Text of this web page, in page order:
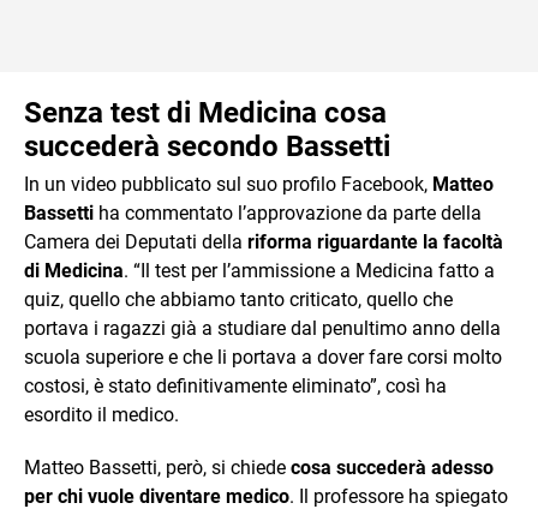
Senza test di Medicina cosa
succederà secondo Bassetti
In un video pubblicato sul suo profilo Facebook, Matteo
Bassetti ha commentato l’approvazione da parte della
Camera dei Deputati della riforma riguardante la facoltà
di Medicina. “Il test per l’ammissione a Medicina fatto a
quiz, quello che abbiamo tanto criticato, quello che
portava i ragazzi già a studiare dal penultimo anno della
scuola superiore e che li portava a dover fare corsi molto
costosi, è stato definitivamente eliminato”, così ha
esordito il medico.
Matteo Bassetti, però, si chiede cosa succederà adesso
per chi vuole diventare medico. Il professore ha spiegato